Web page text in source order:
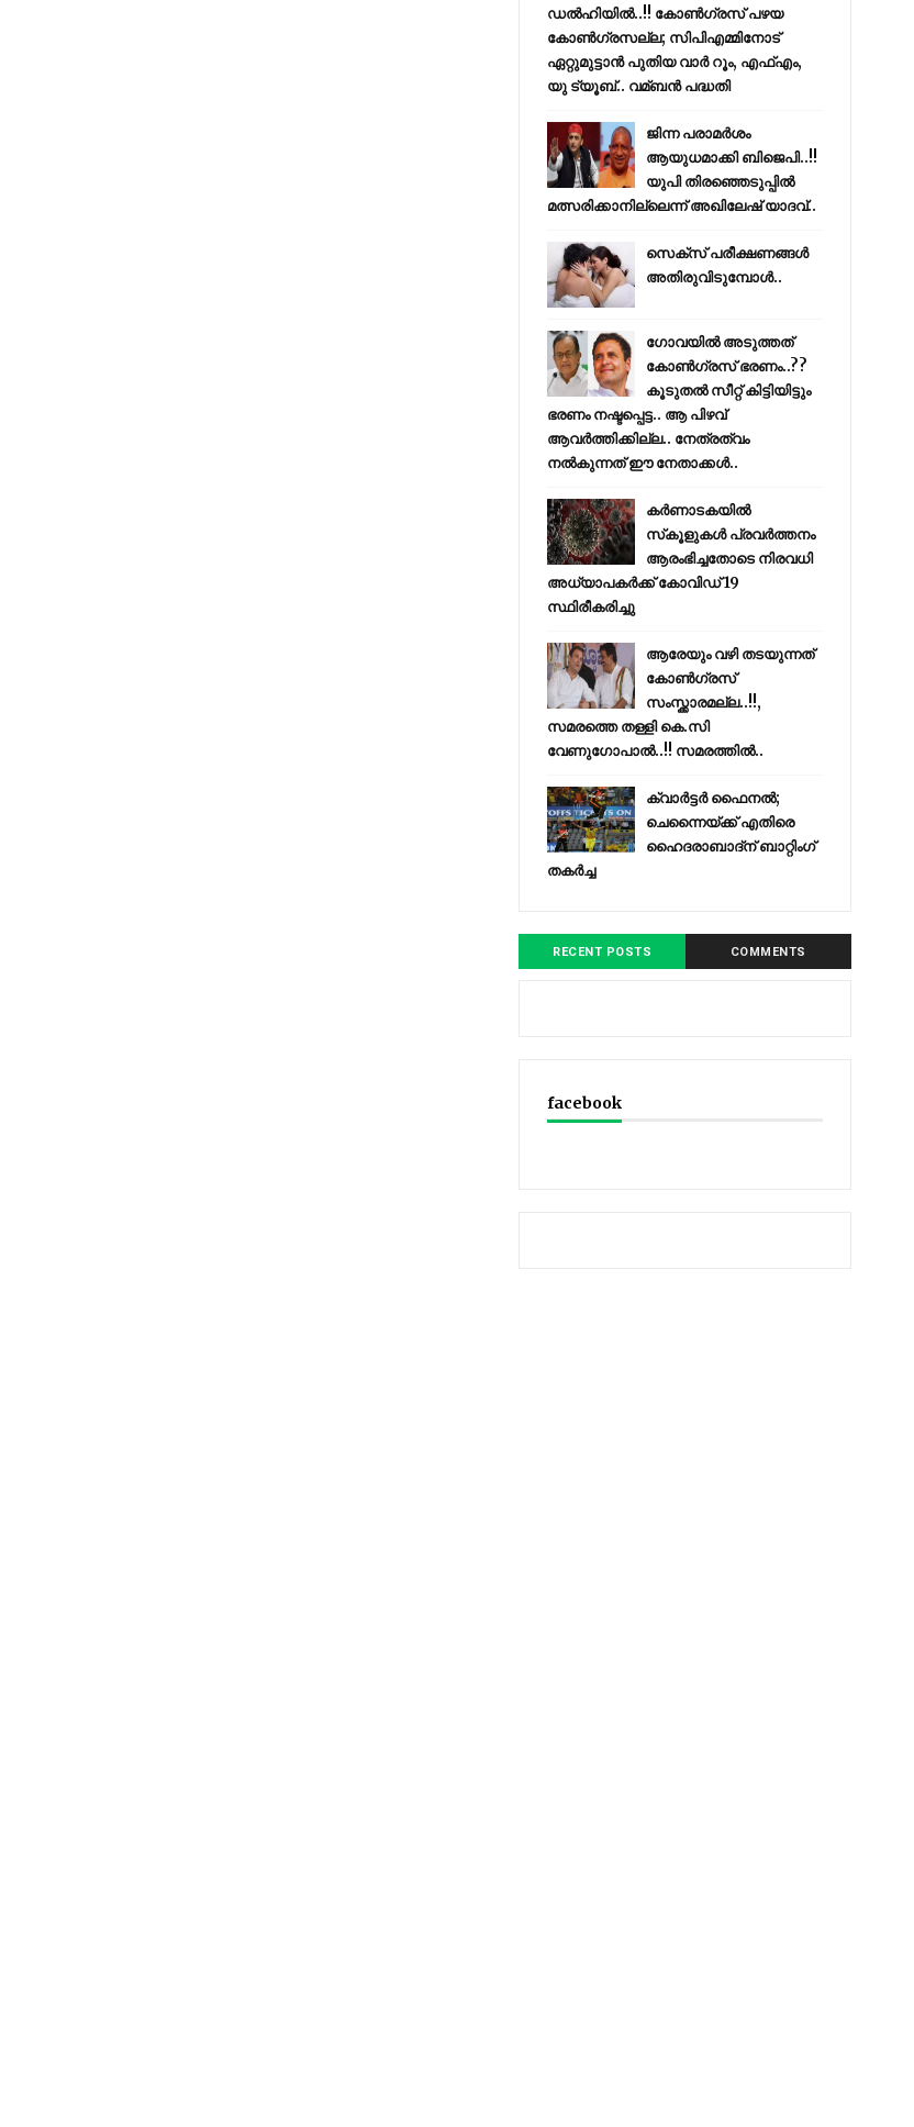
ഡൽഹിയിൽ..!! കോണ്‍ഗ്രസ് പഴയ
കോണ്‍ഗ്രസല്ല; സിപിഎമ്മിനോട്
ഏറ്റുമുട്ടാന്‍ പുതിയ വാര്‍ റൂം, എഫ്‌എം,
യു ട്യൂബ്.. വമ്ബന്‍ പദ്ധതി
ജിന്ന പരാമര്‍ശം
ആയുധമാക്കി ബിജെപി..!!
യുപി തിരഞ്ഞെടുപ്പില്‍
മത്സരിക്കാനില്ലെന്ന് അഖിലേഷ് യാദവ്..
സെക്സ് പരീക്ഷണങ്ങൾ
അതിരുവിടുമ്പോൾ..
ഗോവയിൽ അടുത്തത്
കോൺഗ്രസ് ഭരണം..??
കൂടുതൽ സീറ്റ് കിട്ടിയിട്ടും
ഭരണം നഷ്ടപ്പെട്ട.. ആ പിഴവ്
ആവർത്തിക്കില്ല.. നേത്രത്വം
നൽകുന്നത് ഈ നേതാക്കൾ..
കര്‍ണാടകയില്‍
സ്‌കൂളുകള്‍ പ്രവര്‍ത്തനം
ആരംഭിച്ചതോടെ നിരവധി
അധ്യാപകര്‍ക്ക് കോവിഡ് 19
സ്ഥിരീകരിച്ചു
ആരേയും വഴി തടയുന്നത്
കോണ്‍ഗ്രസ്
സംസ്ക്കാരമല്ല..!!,
സമരത്തെ തള്ളി കെ.സി
വേണുഗോപാൽ..!! സമരത്തിൽ..
ക്വാർട്ടർ ഫൈനൽ;
ചെന്നൈയ്ക്ക് എതിരെ
ഹൈദരാബാദ്ന് ബാറ്റിംഗ്
തകർച്ച
RECENT POSTS COMMENTS
facebook